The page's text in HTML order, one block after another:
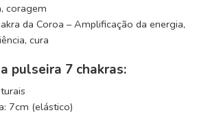
coragem
da Coroa – Amplificação da energia,
cura
pulseira 7 chakras:
7cm (elástico)